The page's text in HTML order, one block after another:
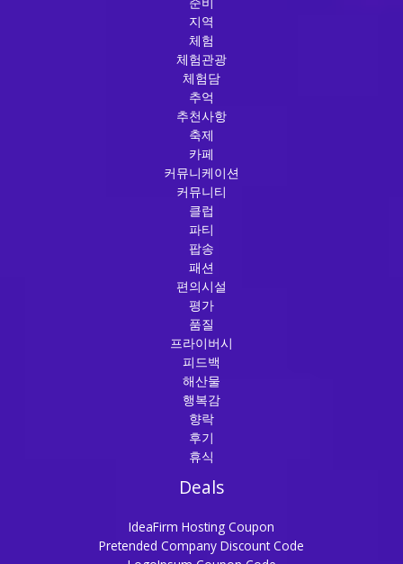
지역
체험
체험관광
체험담
추억
추천사항
축제
카페
커뮤니케이션
커뮤니티
클럽
파티
팝송
패션
편의시설
평가
품질
프라이버시
피드백
해산물
행복감
향락
후기
휴식
Deals
IdeaFirm Hosting Coupon
Pretended Company Discount Code